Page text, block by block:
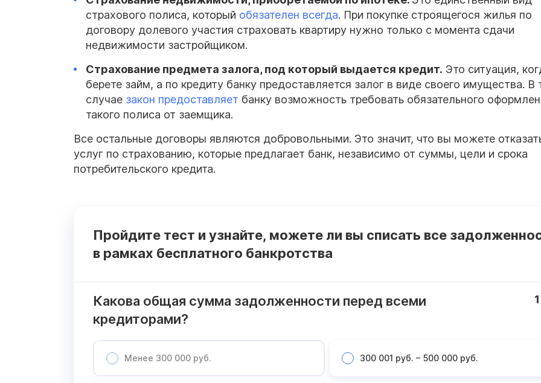
страхового полиса, который обязателен всегда. При покупке строящегося жилья по
договору долевого участия страховать квартиру нужно только с момента сдачи
недвижимости застройщиком.
Страхование предмета залога, под который выдается кредит. Это ситуация,
берете займ, а по кредиту банку предоставляется залог в виде своего имущества. В
случае закон предоставляет банку возможность требовать обязательного
такого полиса от заемщика.
Все остальные договоры являются добровольными. Это значит, что вы можете
услуг по страхованию, которые предлагает банк, независимо от суммы, цели и срока
потребительского кредита.
Пройдите тест и узнайте, можете ли вы списать все
в рамках бесплатного банкротства
Какова общая сумма задолженности перед всеми
кредиторами?
Менее 300 000 руб. 300 001 руб. – 500 000 руб.
1